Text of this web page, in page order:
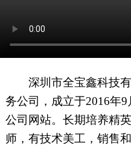
深圳市全宝鑫科技有
务公司，成立于2016年
公司网站。长期培养精
师，有技术美工，销售